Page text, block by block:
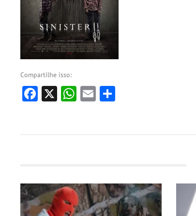
Compartilhe isso:
Facebook
X WhatsApp
Email